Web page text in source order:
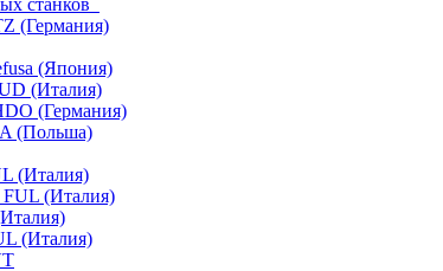
станков
(Германия)
(Япония)
(Италия)
(Германия)
(Польша)
(Италия)
(Италия)
(Италия)